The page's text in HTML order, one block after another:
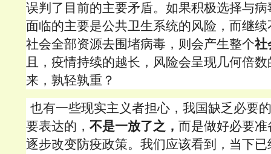
误判了目前的主要矛盾。如果积极选择与
面临的主要是公共卫生系统的风险，而继
社会全部资源去围堵病毒，则会产生整个社
且，疫情持续的越长，风险会呈现几何倍
来，孰轻孰重？
也有一些现实主义者担心，我国缺乏必要
要表达的， 不是一放了之， 而是做好必要
逐步改变防疫政策。我们应该看到，当下